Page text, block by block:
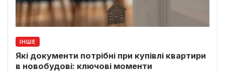
ІНШЕ
Які документи потрібні при купівлі квартири
в новобудові: ключові моменти